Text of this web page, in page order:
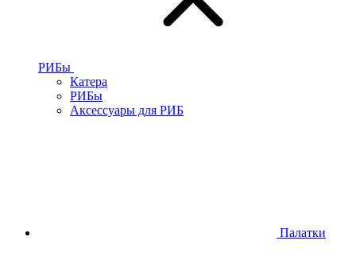
РИБы
Катера
РИБы
Аксессуары для РИБ
Палатки